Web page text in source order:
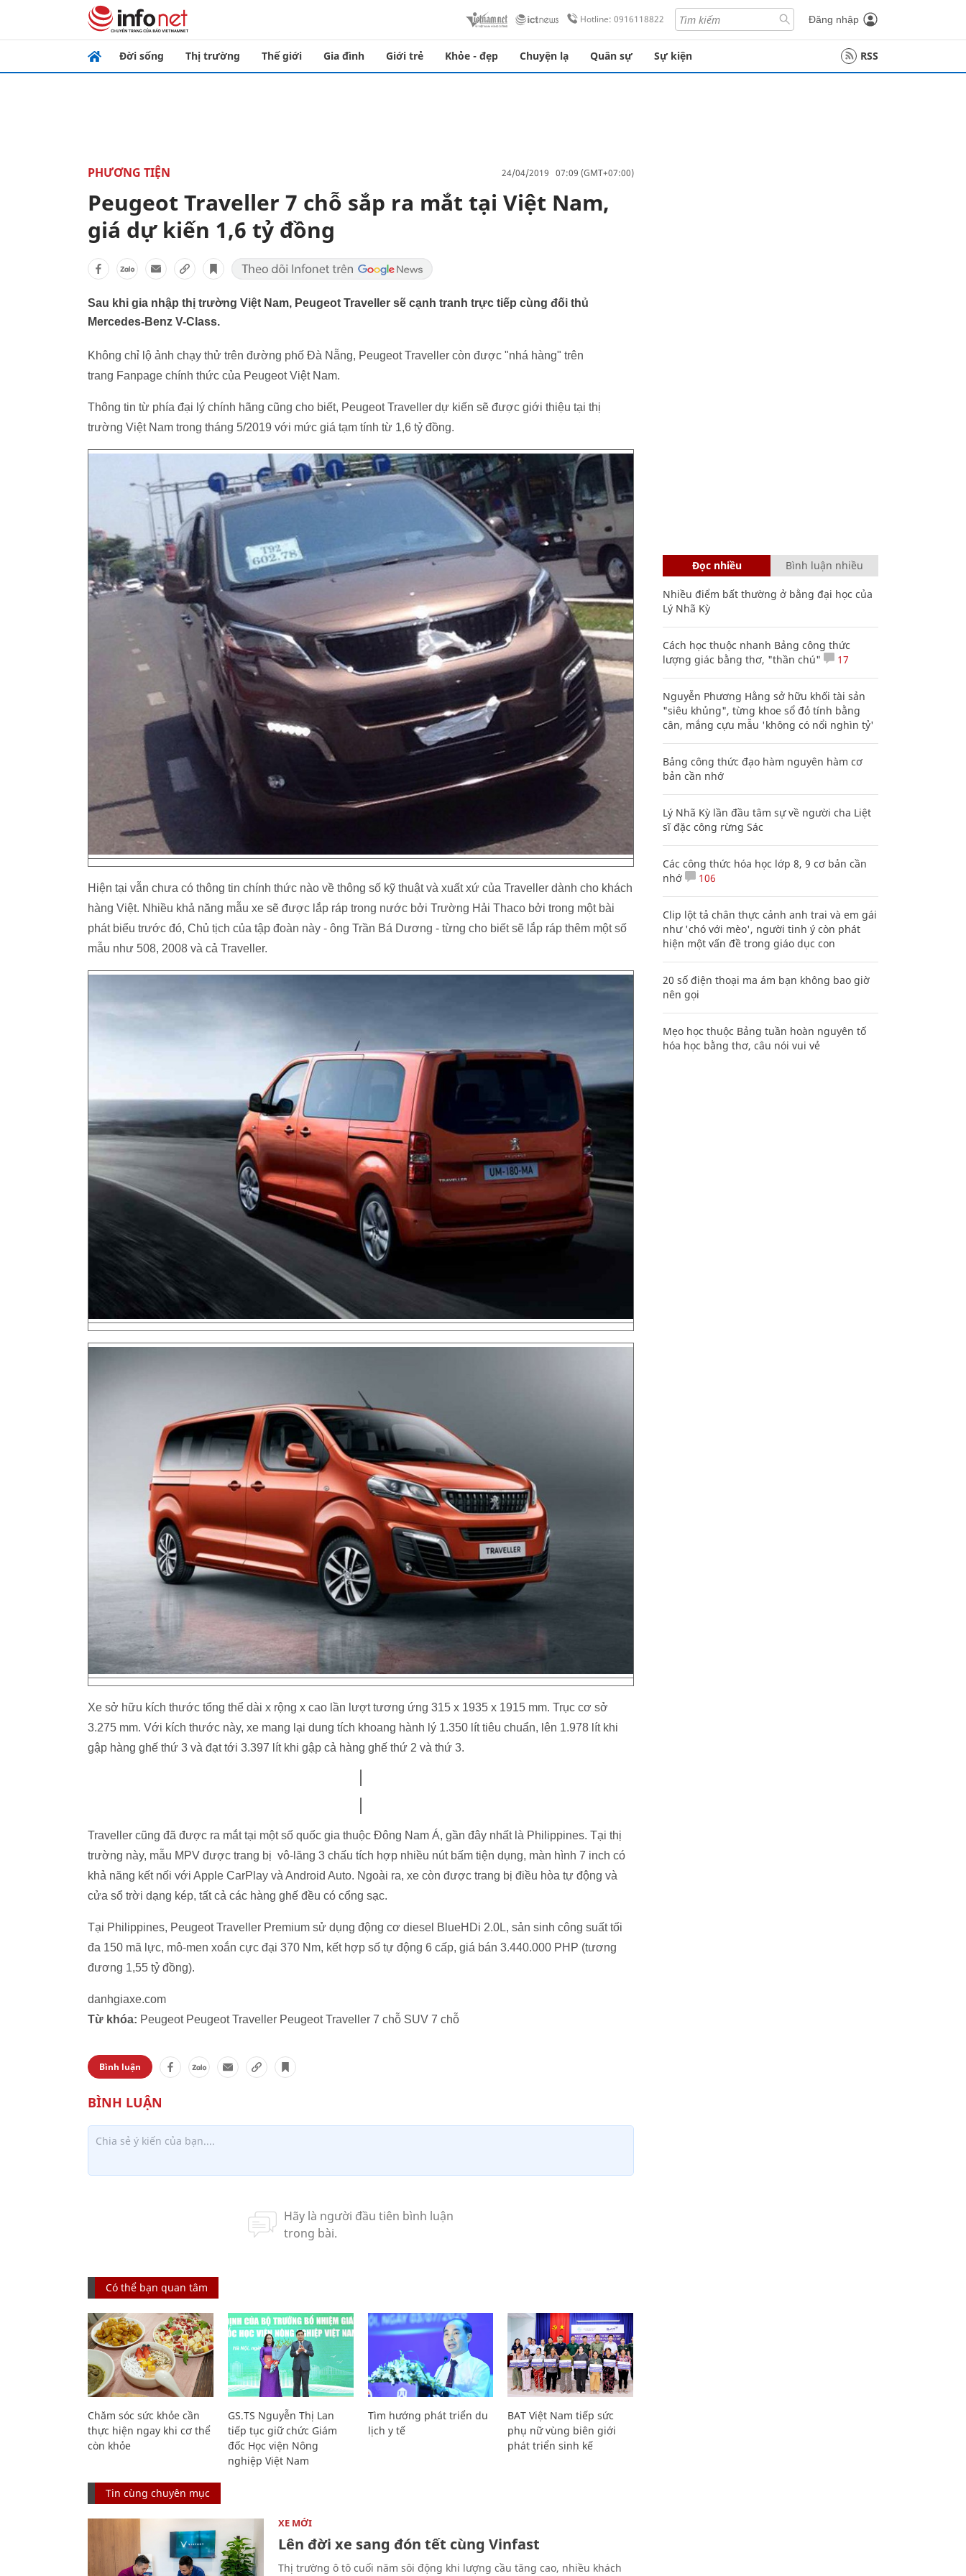
Hotline: 0916118822 Đăng nhập
Đời sống Thị trường Thế giới Gia đình Giới trẻ Khỏe - đẹp Chuyện lạ Quân sự Sự kiện RSS
PHƯƠNG TIỆN 24/04/2019 07:09 (GMT+07:00)
Peugeot Traveller 7 chỗ sắp ra mắt tại Việt Nam,
giá dự kiến 1,6 tỷ đồng
Sau khi gia nhập thị trường Việt Nam, Peugeot Traveller sẽ cạnh tranh trực tiếp cùng đối thủ
Mercedes-Benz V-Class.
Không chỉ lộ ảnh chạy thử trên đường phố Đà Nẵng, Peugeot Traveller còn được "nhá hàng" trên
trang Fanpage chính thức của Peugeot Việt Nam.
Thông tin từ phía đại lý chính hãng cũng cho biết, Peugeot Traveller dự kiến sẽ được giới thiệu tại thị
trường Việt Nam trong tháng 5/2019 với mức giá tạm tính từ 1,6 tỷ đồng.
Hiện tại vẫn chưa có thông tin chính thức nào về thông số kỹ thuật và xuất xứ của Traveller dành cho khách
hàng Việt. Nhiều khả năng mẫu xe sẽ được lắp ráp trong nước bởi Trường Hải Thaco bởi trong một bài
phát biểu trước đó, Chủ tịch của tập đoàn này - ông Trần Bá Dương - từng cho biết sẽ lắp ráp thêm một số
mẫu như 508, 2008 và cả Traveller.
Xe sở hữu kích thước tổng thể dài x rộng x cao lần lượt tương ứng 315 x 1935 x 1915 mm. Trục cơ sở
3.275 mm. Với kích thước này, xe mang lại dung tích khoang hành lý 1.350 lít tiêu chuẩn, lên 1.978 lít khi
gập hàng ghế thứ 3 và đạt tới 3.397 lít khi gập cả hàng ghế thứ 2 và thứ 3.
Traveller cũng đã được ra mắt tại một số quốc gia thuộc Đông Nam Á, gần đây nhất là Philippines. Tại thị
trường này, mẫu MPV được trang bị vô-lăng 3 chấu tích hợp nhiều nút bấm tiện dụng, màn hình 7 inch có
khả năng kết nối với Apple CarPlay và Android Auto. Ngoài ra, xe còn được trang bị điều hòa tự động và
cửa sổ trời dạng kép, tất cả các hàng ghế đều có cổng sạc.
Tại Philippines, Peugeot Traveller Premium sử dụng động cơ diesel BlueHDi 2.0L, sản sinh công suất tối
đa 150 mã lực, mô-men xoắn cực đại 370 Nm, kết hợp số tự động 6 cấp, giá bán 3.440.000 PHP (tương
đương 1,55 tỷ đồng).
danhgiaxe.com
Từ khóa: Peugeot Peugeot Traveller Peugeot Traveller 7 chỗ SUV 7 chỗ
Bình luận
Có thể bạn quan tâm
Chăm sóc sức khỏe cần
thực hiện ngay khi cơ thể
còn khỏe
GS.TS Nguyễn Thị Lan
tiếp tục giữ chức Giám
đốc Học viện Nông
nghiệp Việt Nam
Tìm hướng phát triển du
lịch y tế
BAT Việt Nam tiếp sức
phụ nữ vùng biên giới
phát triển sinh kế
Tin cùng chuyên mục
XE MỚI
Lên đời xe sang đón tết cùng Vinfast
Thị trường ô tô cuối năm sôi động khi lượng cầu tăng cao, nhiều khách
Đọc nhiều Bình luận nhiều
Nhiều điểm bất thường ở bằng đại học của
Lý Nhã Kỳ
Cách học thuộc nhanh Bảng công thức
lượng giác bằng thơ, "thần chú"
17
Nguyễn Phương Hằng sở hữu khối tài sản
"siêu khủng", từng khoe sổ đỏ tính bằng
cân, mắng cựu mẫu 'không có nổi nghìn tỷ'
Bảng công thức đạo hàm nguyên hàm cơ
bản cần nhớ
Lý Nhã Kỳ lần đầu tâm sự về người cha Liệt
sĩ đặc công rừng Sác
Các công thức hóa học lớp 8, 9 cơ bản cần
nhớ
106
Clip lột tả chân thực cảnh anh trai và em gái
như 'chó với mèo', người tinh ý còn phát
hiện một vấn đề trong giáo dục con
20 số điện thoại ma ám bạn không bao giờ
nên gọi
Mẹo học thuộc Bảng tuần hoàn nguyên tố
hóa học bằng thơ, câu nói vui vẻ